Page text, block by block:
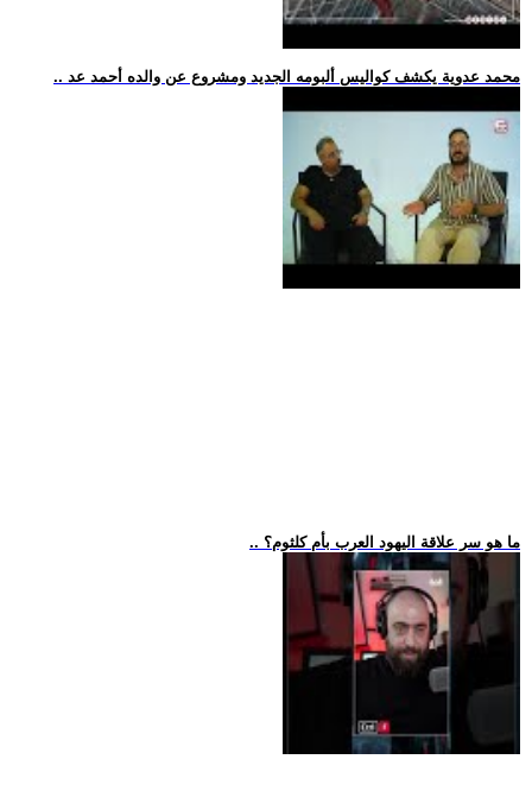
.. محمد عدوية يكشف كواليس ألبومه الجديد ومشروع عن والده أحمد عد
.. ما هو سر علاقة اليهود العرب بأم كلثوم؟